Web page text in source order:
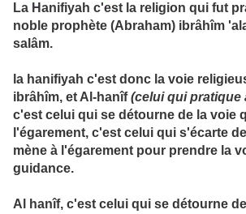
La Hanifiyah c'est la religion qui fut
noble prophète (Abraham) ibrâhîm
salâm.
la hanifiyah c'est donc la voie
ibrâhîm, et Al-hanîf(celui qui pratique
c'est celui qui se détourne de la voie
l'égarement, c'est celui qui s'écarte
mène à l'égarement pour prendre la
guidance.
Al hanîf, c'est celui qui se détourne